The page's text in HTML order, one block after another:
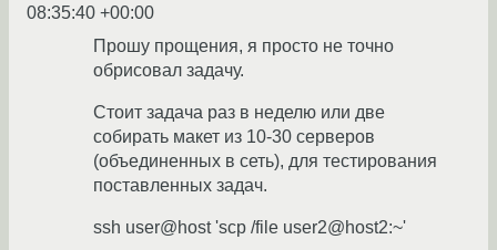
08:35:40 +00:00
Прошу прощения, я просто не точно
обрисовал задачу.
Стоит задача раз в неделю или две
собирать макет из 10-30 серверов
(объединенных в сеть), для тестирования
поставленных задач.
ssh user@host 'scp /file user2@host2:~'